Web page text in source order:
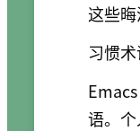
这些晦
习惯
语。